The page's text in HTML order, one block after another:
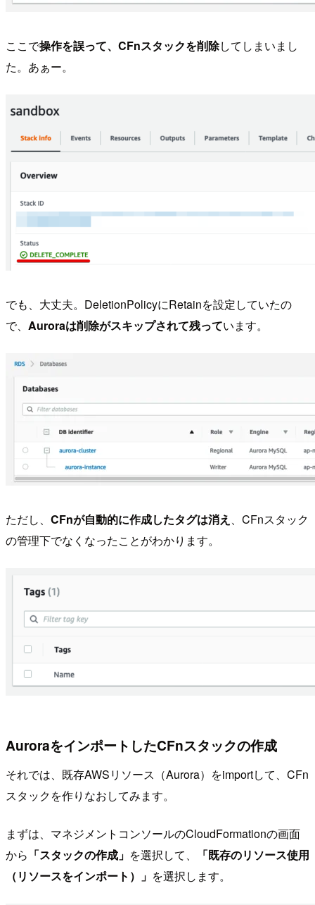
ここで操作を誤って、CFnスタックを削除してしまいまし
た。あぁー。
でも、大丈夫。DeletionPolicyにRetainを設定していたの
で、 Auroraは削除がスキップされて残っています。
ただし、 CFnが自動的に作成したタグは消え 、CFnスタック
の管理下でなくなったことがわかります。
AuroraをインポートしたCFnスタックの作成
それでは、既存AWSリソース（Aurora）をimportして、CFn
スタックを作りなおしてみます。
まずは、マネジメントコンソールのCloudFormationの画面
から 「スタックの作成」 を選択して、
「既存のリソース使用
（リソースをインポート）」 を選択します。